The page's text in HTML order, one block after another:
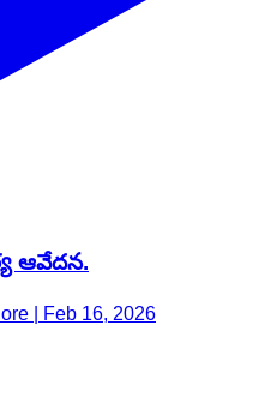
ఆవేదన.
| Feb 16, 2026